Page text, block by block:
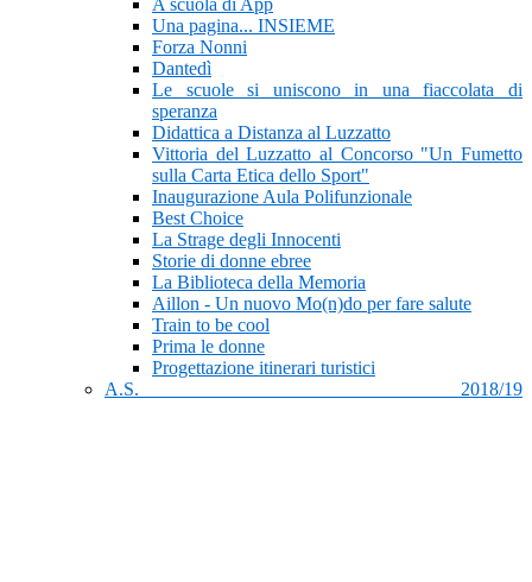
A scuola di App
Una pagina... INSIEME
Forza Nonni
Dantedì
Le scuole si uniscono in una fiaccolata di
speranza
Didattica a Distanza al Luzzatto
Vittoria del Luzzatto al Concorso "Un Fumetto
sulla Carta Etica dello Sport"
Inaugurazione Aula Polifunzionale
Best Choice
La Strage degli Innocenti
Storie di donne ebree
La Biblioteca della Memoria
Aillon - Un nuovo Mo(n)do per fare salute
Train to be cool
Prima le donne
Progettazione itinerari turistici
A.S. 2018/19